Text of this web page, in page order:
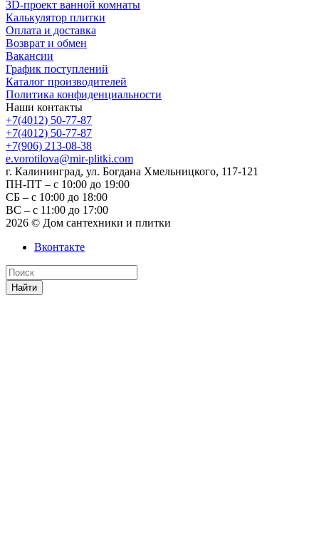
3D-проект ванной комнаты
Калькулятор плитки
Оплата и доставка
Возврат и обмен
Вакансии
График поступлений
Каталог производителей
Политика конфиденциальности
Наши контакты
+7(4012) 50-77-87
+7(4012) 50-77-87
+7(906) 213-08-38
e.vorotilova@mir-plitki.com
г. Калининград, ул. Богдана Хмельницкого, 117-121
ПН-ПТ – с 10:00 до 19:00
СБ – с 10:00 до 18:00
ВС – с 11:00 до 17:00
2026 © Дом сантехники и плитки
Вконтакте
Найти